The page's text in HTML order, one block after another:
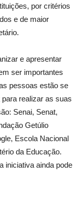
por critérios
e de maior
e apresentar
ser importantes
pessoas estão se
realizar as suas
Senai, Senat,
Getúlio
Escola Nacional
da Educação.
iniciativa ainda pode